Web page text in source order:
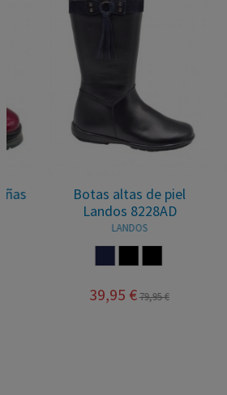
Botas altas de piel
Landos 8228AD
LANDOS
39,95 €79,95 €